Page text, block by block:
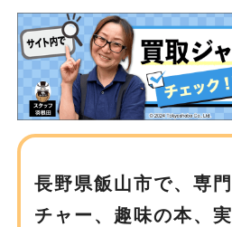
長野県飯山市で、専
チャー、趣味の本、